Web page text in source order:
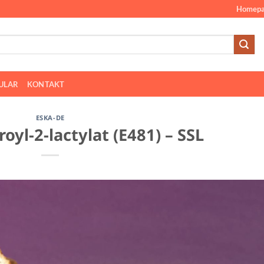
KONTAKT
ESKA-DE
2-lactylat (E481) – SSL